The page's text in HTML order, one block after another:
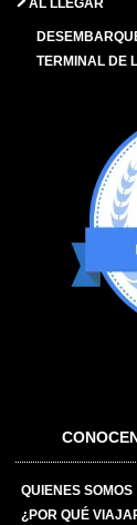
AL LLEGAR
TERMINAL DE
QUIENES SOMOS
¿POR QUÉ